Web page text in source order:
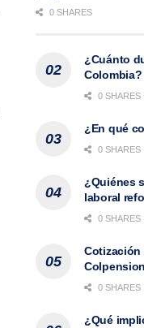
0 SHARES
¿Cuánto
Colombia?
0 SHARES
¿En qué
0 SHARES
¿Quiénes
laboral
0 SHARES
Cotización
0 SHARES
¿Qué